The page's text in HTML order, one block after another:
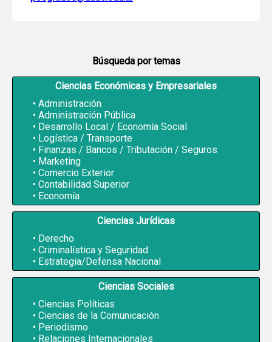
Búsqueda por temas
Ciencias Económicas y Empresariales
Administración
Administración Pública
Desarrollo Local / Economía Social
Logística / Transporte
Finanzas / Bancos / Tributación / Seguros
Marketing
Comercio Exterior
Contabilidad Superior
Economía
Ciencias Jurídicas
Derecho
Criminalística y Seguridad
Estrategia/Defensa Nacional
Ciencias Sociales
Ciencias Políticas
Ciencias de la Comunicación
Periodismo
Relaciones Internacionales